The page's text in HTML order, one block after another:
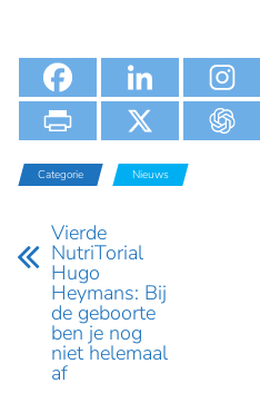
Categorie Nieuws
Vierde
NutriTorial
Hugo
Heymans: Bij
de geboorte
ben je nog
niet helemaal
af